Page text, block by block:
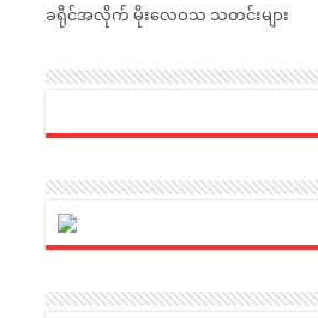
ခရိုင်အလိုက် မိုးလေဝသ သတင်းများ